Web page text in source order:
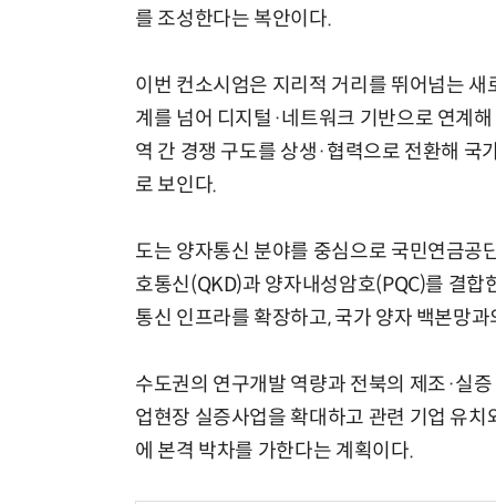
를 조성한다는 복안이다.
이번 컨소시엄은 지리적 거리를 뛰어넘는
계를 넘어 디지털·네트워크 기반으로 연계
역 간 경쟁 구도를 상생·협력으로 전환해 국
로 보인다.
도는 양자통신 분야를 중심으로 국민연금공
호통신(QKD)과 양자내성암호(PQC)를 결
통신 인프라를 확장하고, 국가 양자 백본망
수도권의 연구개발 역량과 전북의 제조·실
업현장 실증사업을 확대하고 관련 기업 유
에 본격 박차를 가한다는 계획이다.